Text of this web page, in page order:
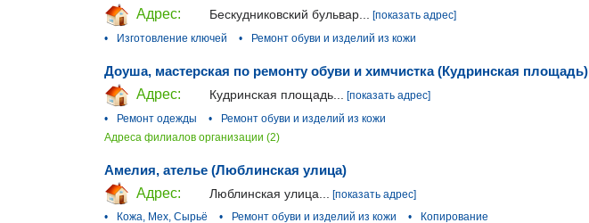
Адрес:
Бескудниковский бульвар...
[показать адрес]
•
Изготовление ключей • Ремонт обуви и изделий из кожи
Доуша, мастерская по ремонту обуви и химчистка (Кудринская площадь)
Адрес:
Кудринская площадь...
[показать адрес]
•
Ремонт одежды •
Ремонт обуви и изделий из кожи
Адреса филиалов организации (2)
Амелия, ателье (Люблинская улица)
Адрес:
Люблинская улица...
[показать адрес]
•
Кожа, Мех, Сырьё • Ремонт обуви и изделий из кожи • Копирование